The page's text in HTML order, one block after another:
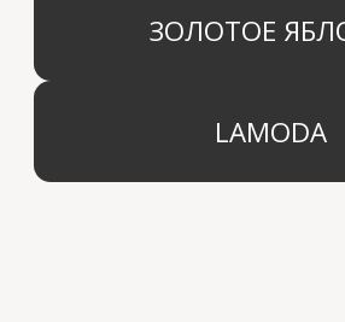
© 2024 Арида Хоум. Все права защищены